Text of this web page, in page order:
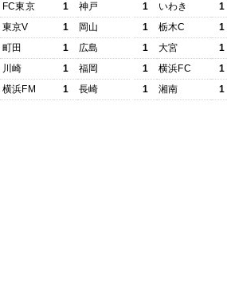
FC東京 1
神戸
東京V 1
岡山
町田 1
広島
川崎 1
福岡
横浜FM 1 長崎
1
いわき
1
1
栃木C
1
1
大宮
1
1
横浜FC
1
1
湘南 1